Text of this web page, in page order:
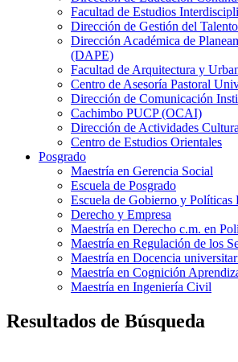
Facultad de Estudios
Dirección de Gestión del
Dirección Académica de
(DAPE)
Facultad de Arquitectura y
Centro de Asesoría Pastoral
Dirección de Comunicación
Cachimbo PUCP (OCAI)
Dirección de Actividades
Centro de Estudios Orientales
Posgrado
Maestría en Gerencia Social
Escuela de Posgrado
Escuela de Gobierno y Políticas
Derecho y Empresa
Maestría en Derecho c.m. en
Maestría en Regulación de los
Maestría en Docencia
Maestría en Cognición
Maestría en Ingeniería Civil
Resultados de Búsqueda